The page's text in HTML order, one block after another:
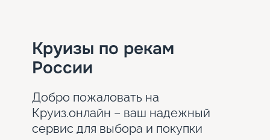
Круизы по рекам
России
Добро пожаловать на
Круиз.онлайн – ваш надежный
сервис для выбора и покупки